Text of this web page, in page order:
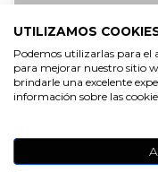
Molde 2 bastones de
8,00 € 10,00 €
UTILIZAMOS
Podemos utilizarlas para el
para mejorar nuestro sitio
brindarle una excelente
información sobre las